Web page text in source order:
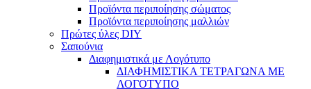
Προϊόντα περιποίησης σώματος
Προϊόντα περιποίησης μαλλιών
Πρώτες ύλες DIY
Σαπούνια
Διαφημιστικά με Λογότυπο
ΔΙΑΦΗΜΙΣΤΙΚΑ ΤΕΤΡΑΓΩΝΑ ΜΕ
ΛΟΓΟΤΥΠΟ